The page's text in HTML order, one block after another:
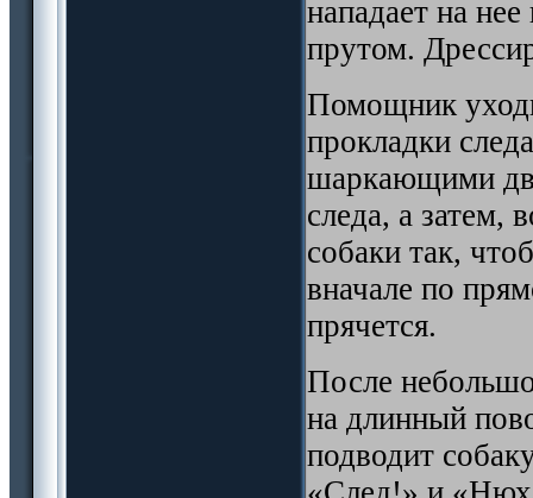
нападает на
прутом.
Помощник
прокладки
шаркающими
следа, а затем,
собаки так,
вначале по
прячется.
После
на длинный
подводит